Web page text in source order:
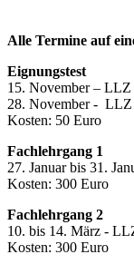
Alle Termine auf
Eignungstest
15. November – LLZ
28. November - LLZ
Kosten: 50 Euro
Fachlehrgang 1
27. Januar bis 31.
Kosten: 300 Euro
Fachlehrgang 2
10. bis 14. März -
Kosten: 300 Euro